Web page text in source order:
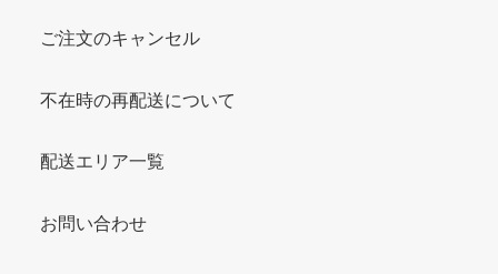
ご注文のキャンセル
不在時の再配送について
配送エリア一覧
お問い合わせ